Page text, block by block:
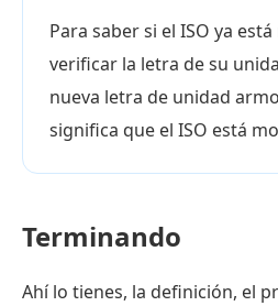
Para saber si el ISO ya
verificar la letra de su
nueva letra de unidad
significa que el ISO está
Terminando
Ahí lo tienes, la definición, el